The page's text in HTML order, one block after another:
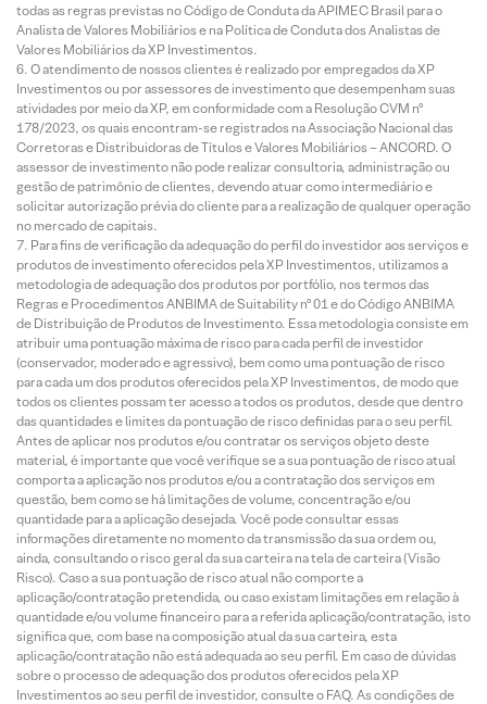
todas as regras previstas no Código de Conduta da APIMEC Brasil para o
Analista de Valores Mobiliários e na Política de Conduta dos Analistas de
Valores Mobiliários da XP Investimentos.
O atendimento de nossos clientes é realizado por empregados da XP
Investimentos ou por assessores de investimento que desempenham suas
atividades por meio da XP, em conformidade com a Resolução CVM nº
178/2023, os quais encontram-se registrados na Associação Nacional das
Corretoras e Distribuidoras de Títulos e Valores Mobiliários – ANCORD. O
assessor de investimento não pode realizar consultoria, administração ou
gestão de patrimônio de clientes, devendo atuar como intermediário e
solicitar autorização prévia do cliente para a realização de qualquer operação
no mercado de capitais.
Para fins de verificação da adequação do perfil do investidor aos serviços e
produtos de investimento oferecidos pela XP Investimentos, utilizamos a
metodologia de adequação dos produtos por portfólio, nos termos das
Regras e Procedimentos ANBIMA de Suitability nº 01 e do Código ANBIMA
de Distribuição de Produtos de Investimento. Essa metodologia consiste em
atribuir uma pontuação máxima de risco para cada perfil de investidor
(conservador, moderado e agressivo), bem como uma pontuação de risco
para cada um dos produtos oferecidos pela XP Investimentos, de modo que
todos os clientes possam ter acesso a todos os produtos, desde que dentro
das quantidades e limites da pontuação de risco definidas para o seu perfil.
Antes de aplicar nos produtos e/ou contratar os serviços objeto deste
material, é importante que você verifique se a sua pontuação de risco atual
comporta a aplicação nos produtos e/ou a contratação dos serviços em
questão, bem como se há limitações de volume, concentração e/ou
quantidade para a aplicação desejada. Você pode consultar essas
informações diretamente no momento da transmissão da sua ordem ou,
ainda, consultando o risco geral da sua carteira na tela de carteira (Visão
Risco). Caso a sua pontuação de risco atual não comporte a
aplicação/contratação pretendida, ou caso existam limitações em relação à
quantidade e/ou volume financeiro para a referida aplicação/contratação, isto
significa que, com base na composição atual da sua carteira, esta
aplicação/contratação não está adequada ao seu perfil. Em caso de dúvidas
sobre o processo de adequação dos produtos oferecidos pela XP
Investimentos ao seu perfil de investidor, consulte o FAQ. As condições de